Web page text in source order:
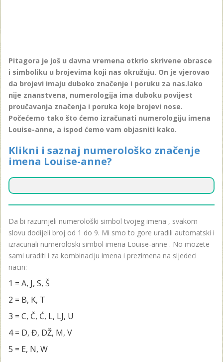
Pitagora je još u davna vremena otkrio skrivene obrasce
i simboliku u brojevima koji nas okružuju. On je vjerovao
da brojevi imaju duboko značenje i poruku za nas.Iako
nije znanstvena, numerologija ima duboku povijest
proučavanja značenja i poruka koje brojevi nose.
Počećemo tako što ćemo izračunati numerologiju imena
Louise-anne, a ispod ćemo vam objasniti kako.
Klikni i saznaj numerološko značenje
imena Louise-anne?
Da bi razumjeli numerološki simbol tvojeg imena , svakom
slovu dodijeli broj od 1 do 9. Mi smo to gore uradili automatski i
izracunali numeroloski simbol imena Louise-anne . No mozete
sami uraditi i za kombinaciju imena i prezimena na sljedeci
nacin:
1 = A, J, S, Š
2 = B, K, T
3 = C, Č, Ć, L, LJ, U
4 = D, Đ, DŽ, M, V
5 = E, N, W